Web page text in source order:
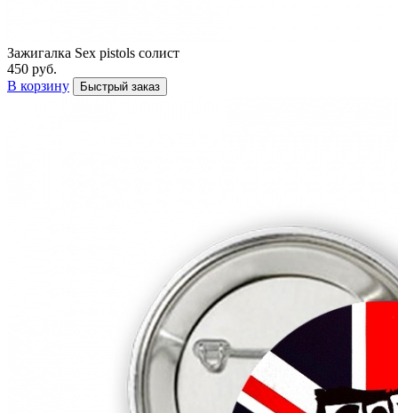
Зажигалка Sex pistols солист
450 руб.
В корзину
Быстрый заказ